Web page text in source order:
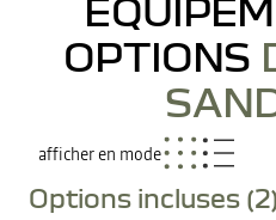
OPTIONS
afficher en mode
Options incluses (2)